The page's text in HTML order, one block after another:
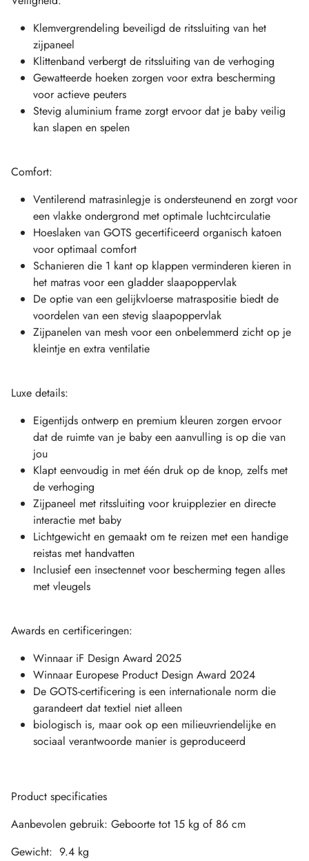
Klemvergrendeling beveiligd de ritssluiting van het
zijpaneel
Klittenband verbergt de ritssluiting van de verhoging
Gewatteerde hoeken zorgen voor extra bescherming
voor actieve peuters
Stevig aluminium frame zorgt ervoor dat je baby veilig
kan slapen en spelen
Comfort:
Ventilerend matrasinlegje is ondersteunend en zorgt voor
een vlakke ondergrond met optimale luchtcirculatie
Hoeslaken van GOTS gecertificeerd organisch katoen
voor optimaal comfort
Schanieren die 1 kant op klappen verminderen kieren in
het matras voor een gladder slaapoppervlak
De optie van een gelijkvloerse matraspositie biedt de
voordelen van een stevig slaapoppervlak
Zijpanelen van mesh voor een onbelemmerd zicht op je
kleintje en extra ventilatie
Luxe details:
Eigentijds ontwerp en premium kleuren zorgen ervoor
dat de ruimte van je baby een aanvulling is op die van
jou
Klapt eenvoudig in met één druk op de knop, zelfs met
de verhoging
Zijpaneel met ritssluiting voor kruipplezier en directe
interactie met baby
Lichtgewicht en gemaakt om te reizen met een handige
reistas met handvatten
Inclusief een insectennet voor bescherming tegen alles
met vleugels
Awards en certificeringen:
Winnaar iF Design Award 2025
Winnaar Europese Product Design Award 2024
De GOTS-certificering is een internationale norm die
garandeert dat textiel niet alleen
biologisch is, maar ook op een milieuvriendelijke en
sociaal verantwoorde manier is geproduceerd
Product specificaties
Aanbevolen gebruik: Geboorte tot 15 kg of 86 cm
Gewicht: 9.4 kg